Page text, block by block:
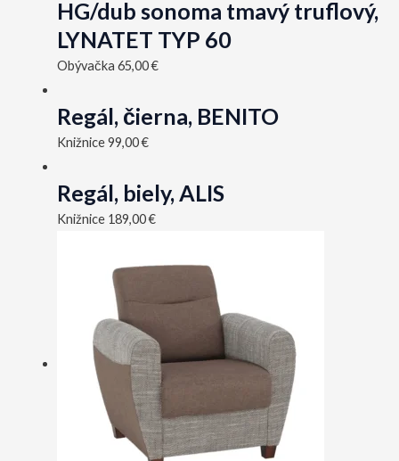
HG/dub sonoma tmavý truflový,
LYNATET TYP 60
Obývačka 65,00€
Regál, čierna, BENITO
Knižnice99,00€
Regál, biely, ALIS
Knižnice 189,00€